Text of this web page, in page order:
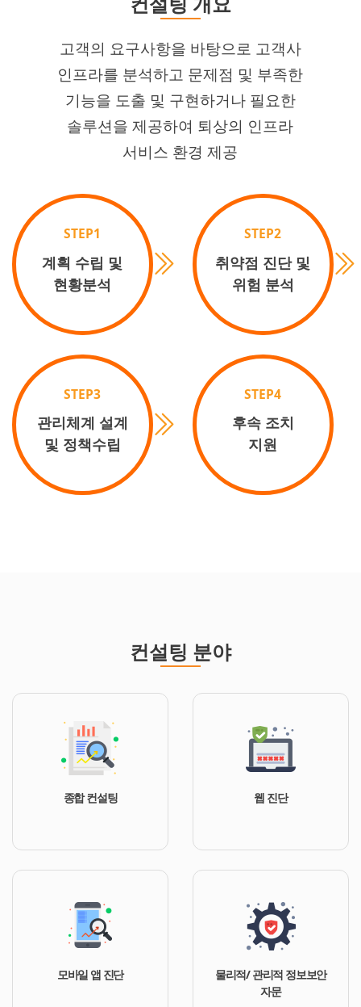
고객의 요구사항을 바탕으로 고객사
인프라를 분석하고 문제점 및 부족한
기능을 도출 및 구현하거나 필요한
솔루션을 제공하여 퇴상의 인프라
서비스 환경 제공
STEP1
계획 수립 및
현황분석
STEP2
취약점 진단 및
위험 분석
STEP3
관리체계 설계
및 정책수립
STEP4
후속 조치
지원
컨설팅 분야
종합 컨설팅 웹 진단
모바일 앱 진단
물리적/ 관리적 정보보안
자문